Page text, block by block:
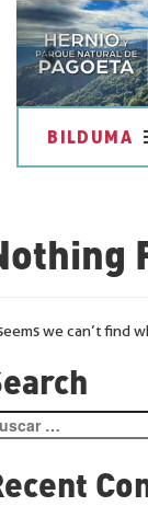
Previous
BILDUMA
we can’t find